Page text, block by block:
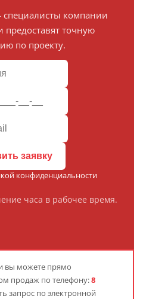
компании
предоставят точную
по проекту.
заявку
конфиденциальности
часа в рабочее время.
вы можете прямо
продаж по телефону:8
запрос по электронной